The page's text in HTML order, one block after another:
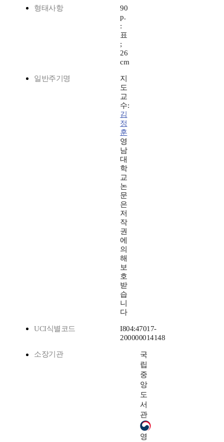
형태사항
90
p.
:
표
;
26
cm
일반주기명
지
도
교
수:
김
정
훈
영
남
대
학
교
논
문
은
저
작
권
에
의
해
보
호
받
습
니
다
UCI식별코드
I804:47017-
200000014148
소장기관
국
립
중
앙
도
서
관
영